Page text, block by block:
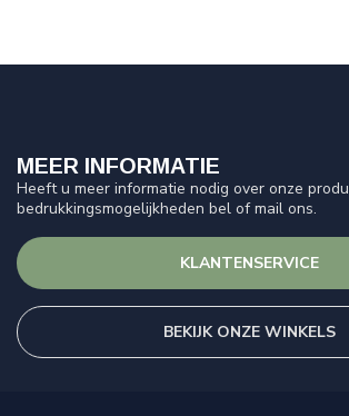
MEER INFORMATIE
Heeft u meer informatie nodig over onze
bedrukkingsmogelijkheden bel of mail ons.
KLANTENSERVICE
BEKIJK ONZE WINKELS